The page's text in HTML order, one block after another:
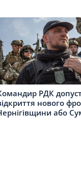
РДК
нового
або